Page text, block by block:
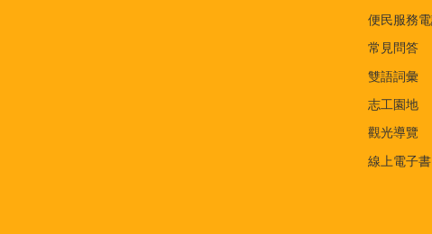
便民服務
常見問答
雙語詞彙
志工園地
觀光導覽
線上電子書